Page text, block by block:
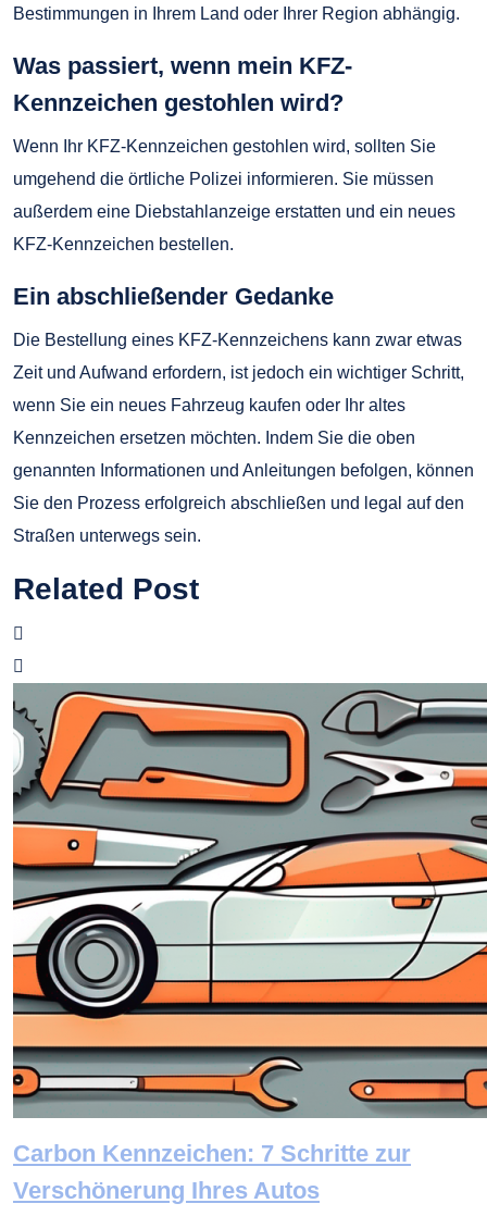
Bestimmungen in Ihrem Land oder Ihrer Region abhängig.
Was passiert, wenn mein KFZ-
Kennzeichen gestohlen wird?
Wenn Ihr KFZ-Kennzeichen gestohlen wird, sollten Sie
umgehend die örtliche Polizei informieren. Sie müssen
außerdem eine Diebstahlanzeige erstatten und ein neues
KFZ-Kennzeichen bestellen.
Ein abschließender Gedanke
Die Bestellung eines KFZ-Kennzeichens kann zwar etwas
Zeit und Aufwand erfordern, ist jedoch ein wichtiger Schritt,
wenn Sie ein neues Fahrzeug kaufen oder Ihr altes
Kennzeichen ersetzen möchten. Indem Sie die oben
genannten Informationen und Anleitungen befolgen, können
Sie den Prozess erfolgreich abschließen und legal auf den
Straßen unterwegs sein.
Related Post
Carbon Kennzeichen: 7 Schritte zur
Verschönerung Ihres Autos